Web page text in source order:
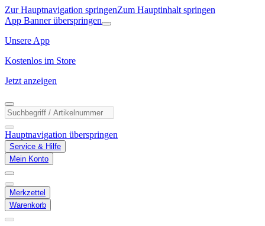
Zur Hauptnavigation springenZum Hauptinhalt springen
App Banner überspringen
Unsere App
Kostenlos im Store
Jetzt anzeigen
Hauptnavigation überspringen
Service & Hilfe
Mein Konto
Merkzettel
Warenkorb